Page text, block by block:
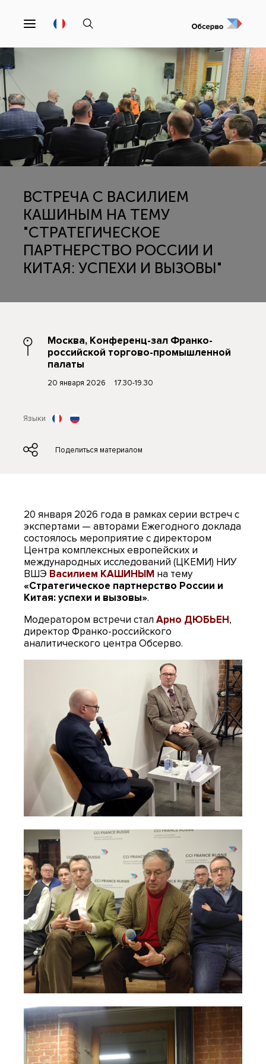
ВСТРЕЧА С ВАСИЛИЕМ
КАШИНЫМ НА ТЕМУ
"СТРАТЕГИЧЕСКОЕ
ПАРТНЕРСТВО РОССИИ И
КИТАЯ: УСПЕХИ И ВЫЗОВЫ"
Москва, Конференц-зал Франко-
российской торгово-промышленной
палаты
20 января 2026 17.30-19.30
Языки
Поделиться материалом
20 января 2026 года в рамках серии встреч с
экспертами — авторами Ежегодного доклада
состоялось мероприятие с директором
Центра комплексных европейских и
международных исследований (ЦКЕМИ) НИУ
ВШЭ Василием КАШИНЫМ на тему
«Стратегическое партнерство России и
Китая: успехи и вызовы».
Модератором встречи стал Арно ДЮБЬЕН,
директор Франко-российского
аналитического центра Обсерво.